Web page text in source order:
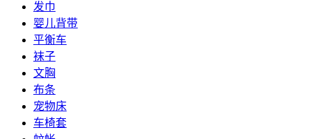
发巾
婴儿背带
平衡车
袜子
文胸
布条
宠物床
车椅套